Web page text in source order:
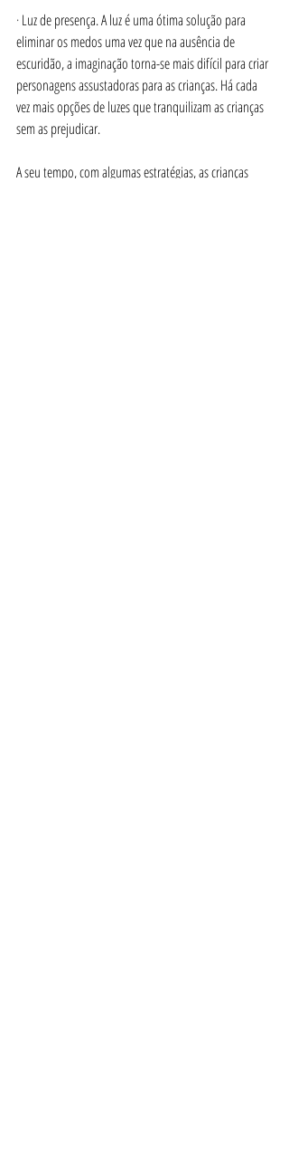
· Luz de presença. A luz é uma ótima solução para
eliminar os medos uma vez que na ausência de
escuridão, a imaginação torna-se mais difícil para criar
personagens assustadoras para as crianças. Há cada
vez mais opções de luzes que tranquilizam as crianças
sem as prejudicar.
A seu tempo, com algumas estratégias, as crianças